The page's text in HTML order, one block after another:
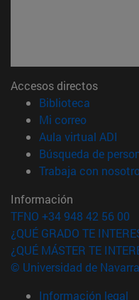
Accesos directos
Biblioteca
Mi correo(abre en
Aula virtual ADI
Búsqueda de
Trabaja con
Información
TFNO +34 948 42 56 00
¿QUÉ GRADO TE
¿QUÉ MÁSTER TE
© Universidad de Navarra
Información legal